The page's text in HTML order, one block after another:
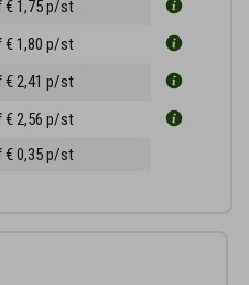
€ 1,75p/st
€ 1,80 p/st
2,41 p/st
€ 2,56 p/st
€ 0,35p/st